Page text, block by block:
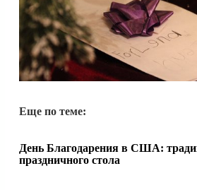
Еще по теме:
День Благодарения в США:
праздничного стола